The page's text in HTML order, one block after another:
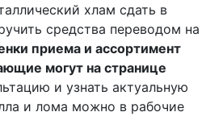
хлам сдать в
средства переводом на
приема и ассортимент
могут на странице
и узнать актуальную
и лома можно в рабочие